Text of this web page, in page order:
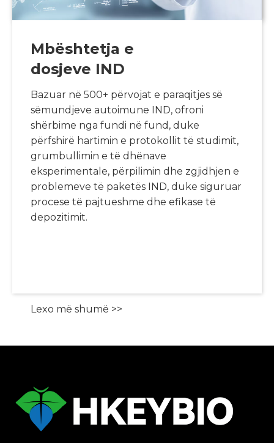
Mbështetja e
dosjeve IND
Bazuar në 500+ përvojat e paraqitjes së
sëmundjeve autoimune IND, ofroni
shërbime nga fundi në fund, duke
përfshirë hartimin e protokollit të studimit,
grumbullimin e të dhënave
eksperimentale, përpilimin dhe zgjidhjen e
problemeve të paketës IND, duke siguruar
procese të pajtueshme dhe efikase të
depozitimit.
Lexo më shumë >>